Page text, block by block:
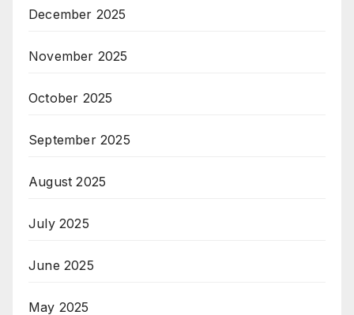
December 2025
November 2025
October 2025
September 2025
August 2025
July 2025
June 2025
May 2025